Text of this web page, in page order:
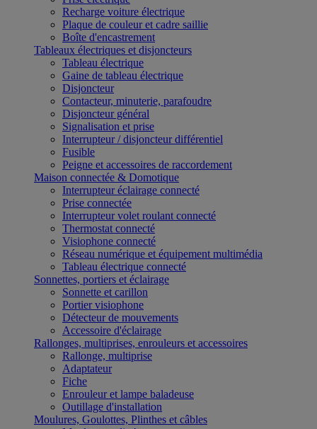
Recharge voiture électrique
Plaque de couleur et cadre saillie
Boîte d'encastrement
Tableaux électriques et disjoncteurs
Tableau électrique
Gaine de tableau électrique
Disjoncteur
Contacteur, minuterie, parafoudre
Disjoncteur général
Signalisation et prise
Interrupteur / disjoncteur différentiel
Fusible
Peigne et accessoires de raccordement
Maison connectée & Domotique
Interrupteur éclairage connecté
Prise connectée
Interrupteur volet roulant connecté
Thermostat connecté
Visiophone connecté
Réseau numérique et équipement multimédia
Tableau électrique connecté
Sonnettes, portiers et éclairage
Sonnette et carillon
Portier visiophone
Détecteur de mouvements
Accessoire d'éclairage
Rallonges, multiprises, enrouleurs et accessoires
Rallonge, multiprise
Adaptateur
Fiche
Enrouleur et lampe baladeuse
Outillage d'installation
Moulures, Goulottes, Plinthes et câbles